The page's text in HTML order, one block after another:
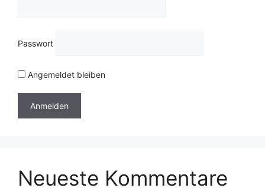
Passwort
Angemeldet bleiben
Neueste Kommentare